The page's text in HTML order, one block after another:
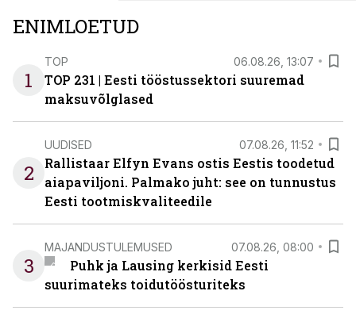
ENIMLOETUD
1
TOP 06.08.26, 13:07
TOP 231 | Eesti tööstussektori suuremad
maksuvõlglased
2
UUDISED 07.08.26, 11:52
Rallistaar Elfyn Evans ostis Eestis toodetud
aiapaviljoni. Palmako juht: see on tunnustus
Eesti tootmiskvaliteedile
3
MAJANDUSTULEMUSED 07.08.26, 08:00
Puhk ja Lausing kerkisid Eesti
suurimateks toidutöösturiteks